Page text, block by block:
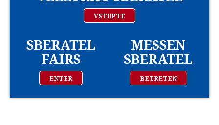
VSTUPTE
SBERATEL
FAIRS
ENTER
MESSEN
SBERATEL
BETRETEN